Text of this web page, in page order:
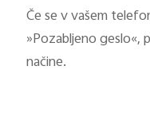
Če se v vašem
»Pozabljeno geslo«,
načine.